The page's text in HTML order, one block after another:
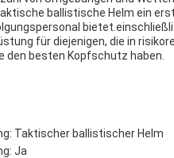
ballistische Helm ein
für diejenigen, die in
den besten Kopfschutz haben.
Taktischer ballistischer Helm
Ja